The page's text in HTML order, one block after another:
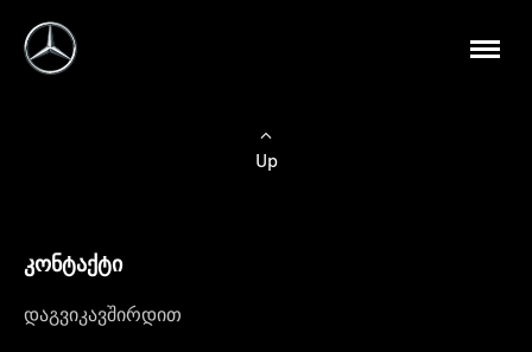
Up
კონტაქტი
დაგვიკავშირდით